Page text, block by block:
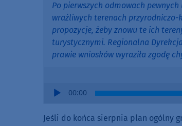
Po pierwszych odmowach
wrażliwych terenach przyrodniczo-
propozycje, żeby znowu te ich
turystycznymi. Regionalna
prawie wniosków wyraziła zgodę
Audio
00:00
Jeśli do końca sierpnia plan ogólny